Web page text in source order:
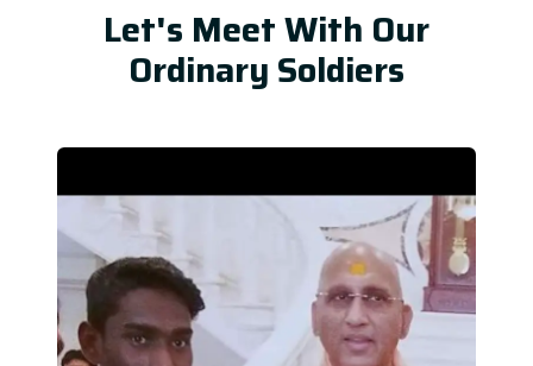
Let's Meet With Our
Ordinary Soldiers